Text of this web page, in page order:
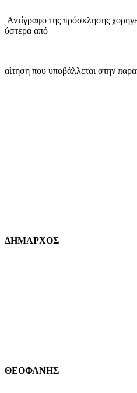
Αντίγραφο της πρόσκλησης
ύστερα από
αίτηση που υποβάλλεται στην
ΔΗΜΑΡΧΟΣ
ΘΕΟΦΑΝΗΣ